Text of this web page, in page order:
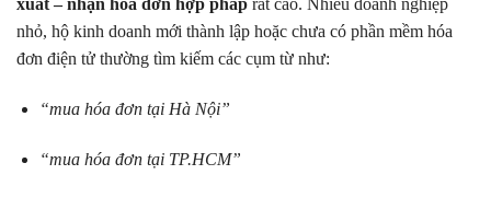
xuất – nhận hóa đơn hợp pháp rất cao. Nhiều doanh nghiệp
nhỏ, hộ kinh doanh mới thành lập hoặc chưa có phần mềm hóa
đơn điện tử thường tìm kiếm các cụm từ như:
“mua hóa đơn tại Hà Nội”
“mua hóa đơn tại TP.HCM”